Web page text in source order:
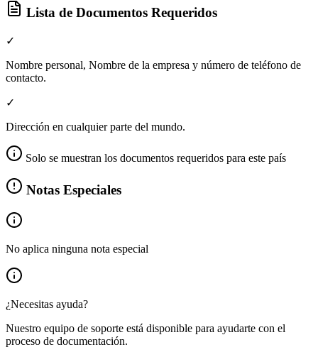
Lista de Documentos Requeridos
✓
Nombre personal, Nombre de la empresa y número de teléfono de
contacto.
✓
Dirección en cualquier parte del mundo.
Solo se muestran los documentos requeridos para este país
Notas Especiales
No aplica ninguna nota especial
¿Necesitas ayuda?
Nuestro equipo de soporte está disponible para ayudarte con el
proceso de documentación.